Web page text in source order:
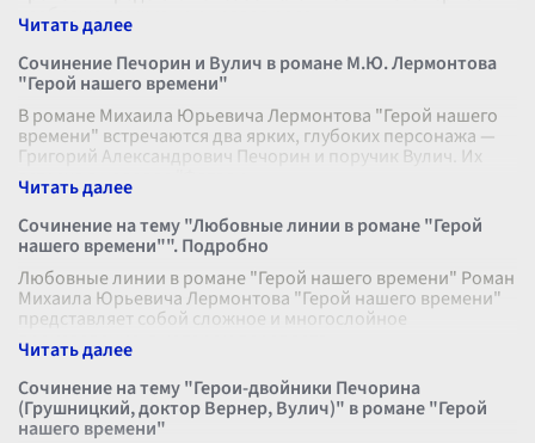
изображение жизни и нравов росс
Сочинение Печорин и Вулич в романе М.Ю. Лермонтова
"Герой нашего времени"
В романе Михаила Юрьевича Лермонтова "Герой нашего
времени" встречаются два ярких, глубоких персонажа —
Григорий Александрович Печорин и поручик Вулич. Их
встреча в новелле "Фатали
Сочинение на тему "Любовные линии в романе "Герой
нашего времени"". Подробно
Любовные линии в романе "Герой нашего времени" Роман
Михаила Юрьевича Лермонтова "Герой нашего времени"
представляет собой сложное и многослойное
произведение, в котором переплета
Сочинение на тему "Герои-двойники Печорина
(Грушницкий, доктор Вернер, Вулич)" в романе "Герой
нашего времени"